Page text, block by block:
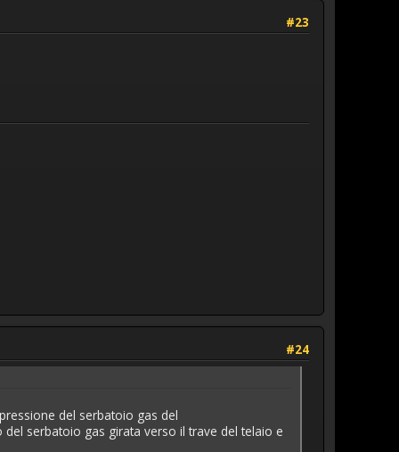
#23
#24
del serbatoio gas del
serbatoio gas girata verso il trave del telaio e